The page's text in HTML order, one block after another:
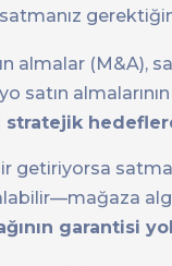
almalar (M&A),
satın
getiriyorsa
garantisi